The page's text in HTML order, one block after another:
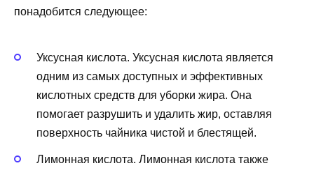
понадобится следующее:
Уксусная кислота. Уксусная кислота является
одним из самых доступных и эффективных
кислотных средств для уборки жира. Она
помогает разрушить и удалить жир, оставляя
поверхность чайника чистой и блестящей.
Лимонная кислота. Лимонная кислота также